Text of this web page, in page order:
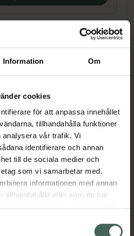
Information Om
cookies
för att anpassa innehållet
tillhandahålla funktioner
vår trafik. Vi
identifierare och annan
till de sociala medier och
som vi samarbetar med.
informationen med annan
tillhandahållit eller som de har
deras tjänster. Samtycke till
webbplatsens
Dölj
Rekommenderad
bör inte ersätta en
och en hälsosam
utom räckhåll för
innehåller tre
av högsta kvalitet:
taurat. Dessa
är extra skonsamma för
utmärkt av kroppen
som enbart är gjort av